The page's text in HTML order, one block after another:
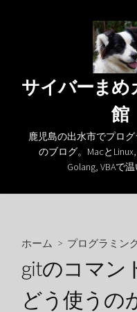
サイバーまめ
館
鹿児島の出水市でプロ
のブログ。Macと
Golang, VBAで温
ホーム > プログラミン
gitのコマン
どう使うの